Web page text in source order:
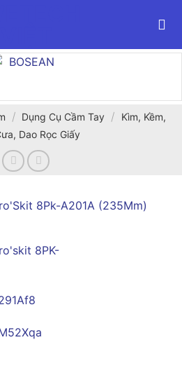
/ Dụng Cụ Cầm Tay /
Kìm, Kềm,
Dao Rọc Giấy